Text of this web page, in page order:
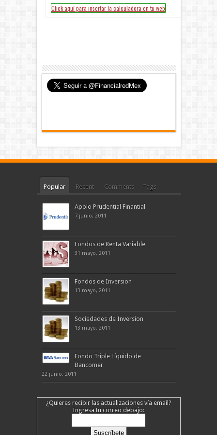
Popular Recent Comments Tags
Apolo Prudential Finantial
7 junio, 2011
Fondos de Renta Variable
31 mayo, 2011
Fondos de Inversion
13 mayo, 2011
Sociedades de Inversion
13 mayo, 2011
Fondo Triple Líquido de
Bancomer
22 junio, 2011
¿Quieres recibir las actualizaciones vía email?
Ingresa tu correo debajo: